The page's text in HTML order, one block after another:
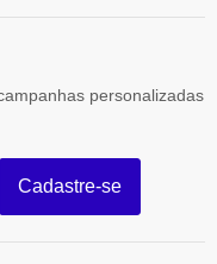
personalizadas
Cadastre-se